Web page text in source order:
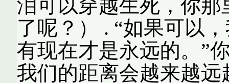
泪可以穿越生死，你
了呢？） . “如果可以
有现在才是永远的。”
我们的距离会越来越